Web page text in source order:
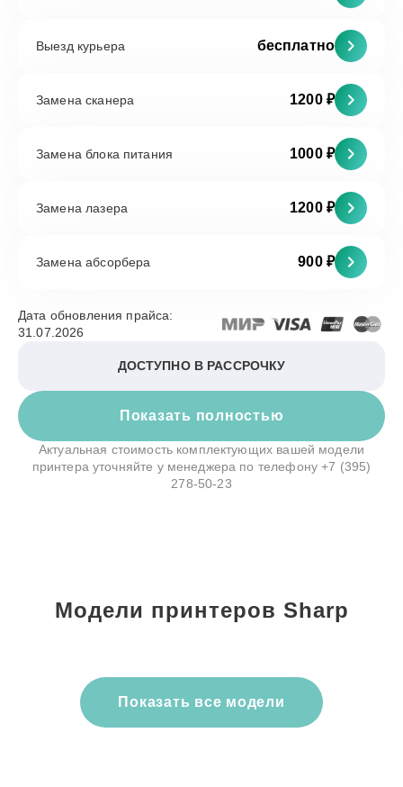
Выезд курьера бесплатно
Замена сканера 1200 ₽
Замена блока питания 1000 ₽
Замена лазера 1200 ₽
Замена абсорбера 900 ₽
Показать полностью
Дата обновления прайса:
31.07.2026
ДОСТУПНО В РАССРОЧКУ
Актуальная стоимость комплектующих вашей модели
принтера уточняйте у менеджера по телефону+7 (395)
278-50-23
Модели принтеров Sharp
Показать все модели